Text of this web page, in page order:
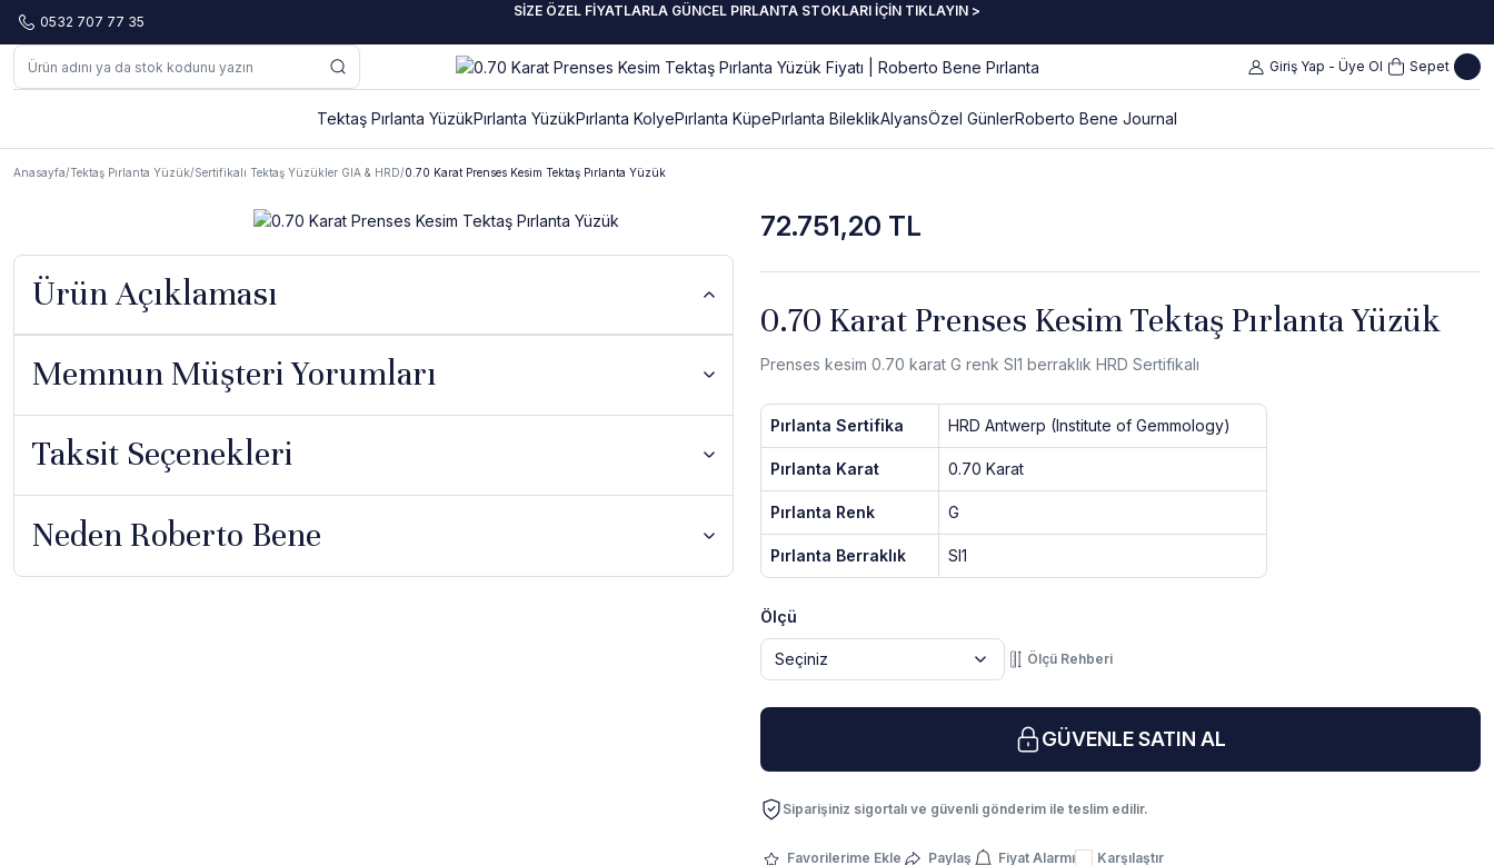
0532 707 77 35
SİZE ÖZEL FİYATLARLA GÜNCEL PIRLANTA STOKLARI İÇİN TIKLAYIN >
Giriş Yap - Üye Ol Sepet
Tektaş Pırlanta YüzükPırlanta YüzükPırlanta KolyePırlanta KüpePırlanta BileklikAlyansÖzel GünlerRoberto Bene Journal
Anasayfa Tektaş Pırlanta Yüzük Sertifikalı Tektaş Yüzükler GIA & HRD 0.70 Karat Prenses Kesim Tektaş Pırlanta Yüzük
Ürün Açıklaması
Memnun Müşteri Yorumları
Taksit Seçenekleri
Neden Roberto Bene
72.751,20 TL
0.70 Karat Prenses Kesim Tektaş Pırlanta Yüzük
Prenses kesim 0.70 karat G renk SI1 berraklık HRD Sertifikalı
Pırlanta Sertifika HRD Antwerp (Institute of Gemmology)
Pırlanta Karat 0.70 Karat
Pırlanta Renk G
Pırlanta Berraklık SI1
Ölçü
Ölçü Rehberi
GÜVENLE SATIN AL
Siparişiniz sigortalı ve güvenli gönderim ile teslim edilir.
Paylaş Fiyat Alarmı Karşılaştır